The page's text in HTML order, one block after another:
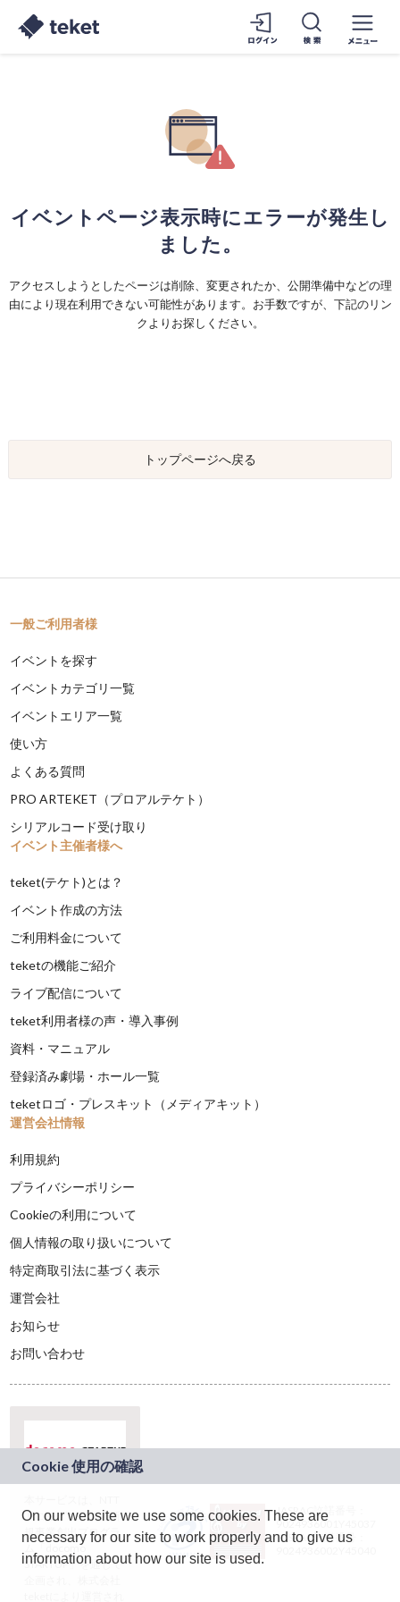
イベントページ表示時にエラーが発生し
ました。
アクセスしようとしたページは削除、変更されたか、公開準備中などの理
由により現在利用できない可能性があります。お手数ですが、下記のリン
クよりお探しください。
トップページへ戻る
一般ご利用者様
イベントを探す
イベントカテゴリ一覧
イベントエリア一覧
使い方
よくある質問
PRO ARTEKET（プロアルテケト）
シリアルコード受け取り
イベント主催者様へ
teket(テケト)とは？
イベント作成の方法
ご利用料金について
teketの機能ご紹介
ライブ配信について
teket利用者様の声・導入事例
資料・マニュアル
登録済み劇場・ホール一覧
teketロゴ・プレスキット（メディアキット）
運営会社情報
利用規約
プライバシーポリシー
Cookieの利用について
個人情報の取り扱いについて
特定商取引法に基づく表示
運営会社
お知らせ
お問い合わせ
ドコモグループの新
規事業創出プログラ
ム「docomo
STARTUP」を通じて
JASRAC許諾番号：
9024936001Y45037
JASRAC許諾番号：
On our website we use some cookies. These are
necessary for our site to work properly and to give us
information about how our site is used.